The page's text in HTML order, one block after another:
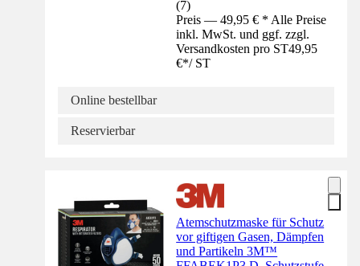
(7)
Preis — 49,95 € * Alle Preise
inkl. MwSt. und ggf. zzgl.
Versandkosten pro ST49,95
€*/ ST
Online bestellbar
Reservierbar
Atemschutzmaske für Schutz
vor giftigen Gasen, Dämpfen
und Partikeln 3M™